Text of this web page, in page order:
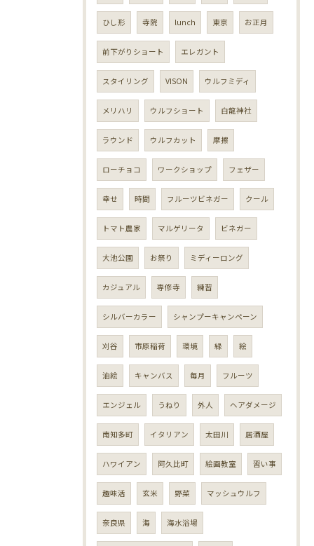
ひし形 寺院 lunch 東京 お正月
前下がりショート エレガント
スタイリング VISON ウルフミディ
メリハリ ウルフショート 白龍神社
ラウンド ウルフカット 摩擦
ローチョコ ワークショップ フェザー
幸せ 時間 フルーツビネガー クール
トマト農家 マルゲリータ ビネガー
大池公園 お祭り ミディーロング
カジュアル 専修寺 練習
シルバーカラー シャンプーキャンペーン
刈谷 市原稲荷 環境 緑 絵
油絵 キャンバス 毎月 フルーツ
エンジェル うねり 外人 ヘアダメージ
南知多町 イタリアン 太田川 居酒屋
ハワイアン 阿久比町 絵画教室 習い事
趣味活 玄米 野菜 マッシュウルフ
奈良県 海 海水浴場